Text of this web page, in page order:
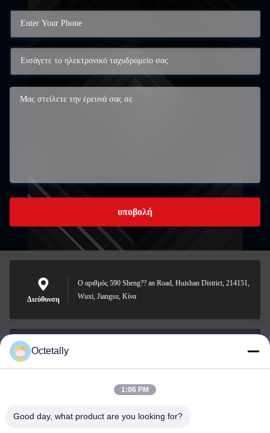
υποβολή
Διεύθυνση
Ο αριθμός 590 Sheng?? an Road, Huishan District, 214151,
Wuxi, Jiangsu, Κίνα
Ηλεκτρονικό
Octetally
1:06 PM
Good day, what product are you looking for?